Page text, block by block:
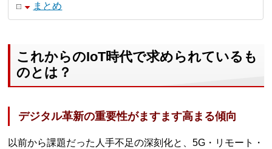
まとめ
これからのIoT時代で求められているも
のとは？
デジタル革新の重要性がますます高まる傾向
以前から課題だった人手不足の深刻化と、5G・リモート・